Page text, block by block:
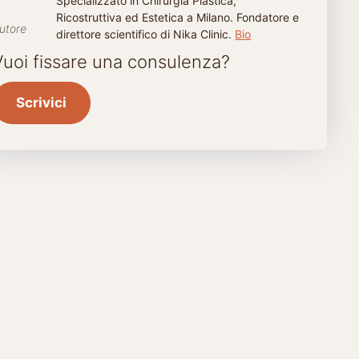
trattamento
35 – 75 min
Ricostruttiva ed Estetica a Milano. Fondatore e
direttore scientifico di Nika Clinic. Bio
fissare una consulenza?
Scrivici